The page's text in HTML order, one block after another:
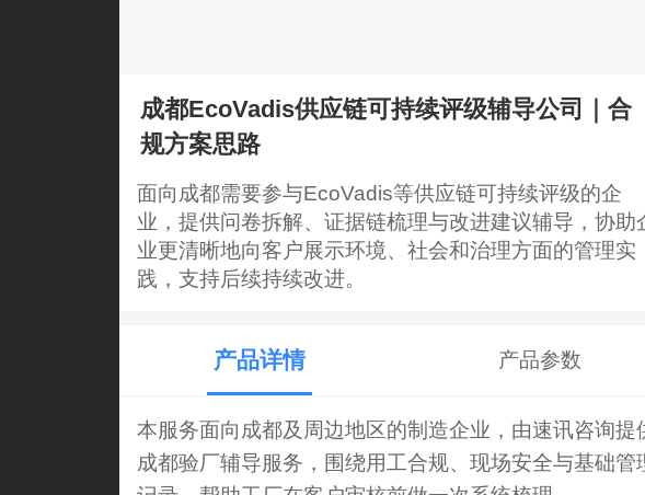
成都EcoVadis供应链可持续评级辅导公司｜合
规方案思路
面向成都需要参与EcoVadis等供应链可持续评级的企
业，提供问卷拆解、证据链梳理与改进建议辅导，协助
业更清晰地向客户展示环境、社会和治理方面的管理实
践，支持后续持续改进。
产品详情 产品参数
本服务面向成都及周边地区的制造企业，由速讯咨询提
成都验厂辅导服务，围绕用工合规、现场安全与基础管